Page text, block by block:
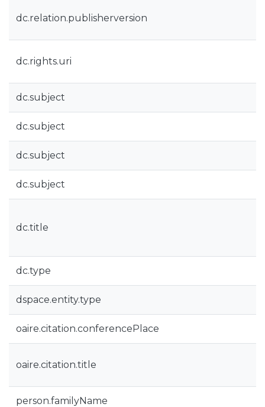
dc.relation.publisherversion
dc.rights.uri
dc.subject
dc.subject
dc.subject
dc.subject
dc.title
dc.type
dspace.entity.type
oaire.citation.conferencePlace
oaire.citation.title
person.familyName